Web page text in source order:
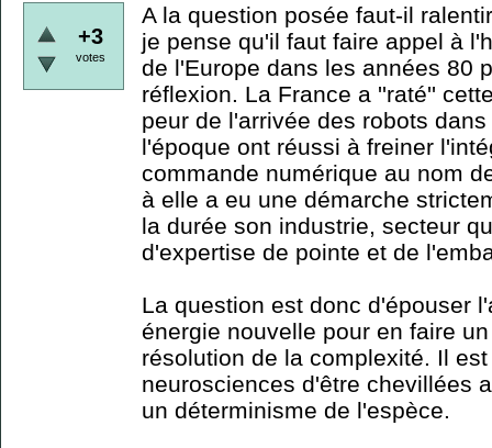
+3
votes
A la question posée faut-il
je pense qu'il faut faire appel à
de l'Europe dans les années 80
réflexion. La France a ''raté''
peur de l'arrivée des robots
l'époque ont réussi à freiner
commande numérique au nom
à elle a eu une démarche
la durée son industrie, secteur
d'expertise de pointe et de
La question est donc d'épouser
énergie nouvelle pour en faire
résolution de la complexité. Il
neurosciences d'être chevillées
un déterminisme de l'espèce.